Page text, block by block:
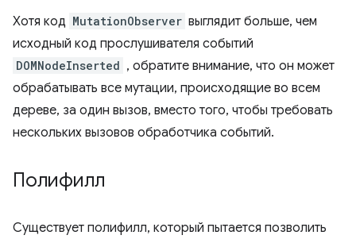
Хотя код MutationObserver выглядит больше, чем
исходный код прослушивателя событий
DOMNodeInserted , обратите внимание, что он может
обрабатывать все мутации, происходящие во всем
дереве, за один вызов, вместо того, чтобы требовать
нескольких вызовов обработчика событий.
Полифилл
Существует полифилл, который пытается позволить